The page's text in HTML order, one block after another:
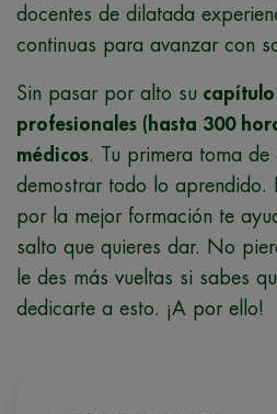
docentes de dilatada
continuas para avanzar con
Sin pasar por alto su
profesionales (hasta 300
médicos. Tu primera toma
demostrar todo lo aprendido.
por la mejor formación te
salto que quieres dar. No
le des más vueltas si sabes
dedicarte a esto. ¡A por ello!